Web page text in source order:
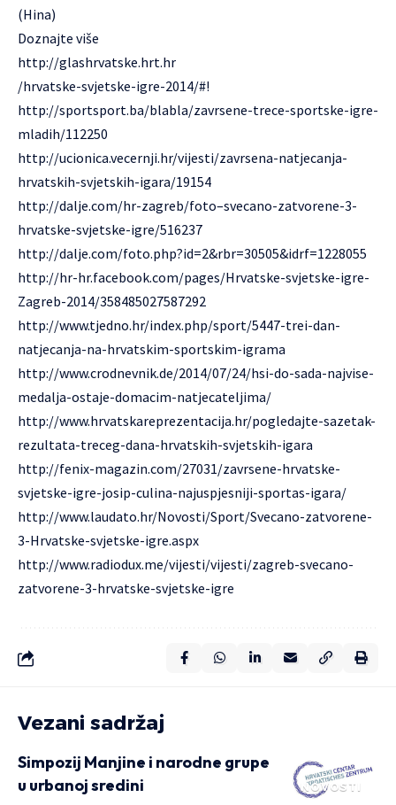
(Hina)
Doznajte više
http://glashrvatske.hrt.hr
/hrvatske-svjetske-igre-2014/#!
http://sportsport.ba/blabla/zavrsene-trece-sportske-igre-
mladih/112250
http://ucionica.vecernji.hr/vijesti/zavrsena-natjecanja-
hrvatskih-svjetskih-igara/19154
http://dalje.com/hr-zagreb/foto–svecano-zatvorene-3-
hrvatske-svjetske-igre/516237
http://dalje.com/foto.php?id=2&rbr=30505&idrf=1228055
http://hr-hr.facebook.com/pages/Hrvatske-svjetske-igre-
Zagreb-2014/358485027587292
http://www.tjedno.hr/index.php/sport/5447-trei-dan-
natjecanja-na-hrvatskim-sportskim-igrama
http://www.crodnevnik.de/2014/07/24/hsi-do-sada-najvise-
medalja-ostaje-domacim-natjecateljima/
http://www.hrvatskareprezentacija.hr/pogledajte-sazetak-
rezultata-treceg-dana-hrvatskih-svjetskih-igara
http://fenix-magazin.com/27031/zavrsene-hrvatske-
svjetske-igre-josip-culina-najuspjesniji-sportas-igara/
http://www.laudato.hr/Novosti/Sport/Svecano-zatvorene-
3-Hrvatske-svjetske-igre.aspx
http://www.radiodux.me/vijesti/vijesti/zagreb-svecano-
zatvorene-3-hrvatske-svjetske-igre
Vezani sadržaj
NOVOSTI
Simpozij Manjine i narodne grupe
u urbanoj sredini